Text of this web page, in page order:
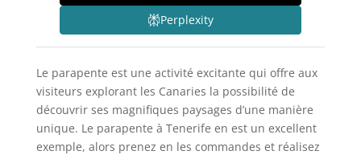
Perplexity
Le parapente est une activité excitante qui offre aux
visiteurs explorant les Canaries la possibilité de
découvrir ses magnifiques paysages d’une manière
unique. Le parapente à Tenerife en est un excellent
exemple, alors prenez en les commandes et réalisez